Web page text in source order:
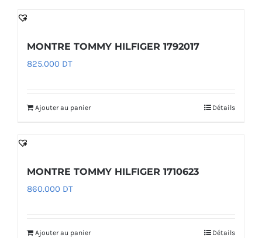
MONTRE TOMMY HILFIGER 1792017
825.000 DT
Ajouter au panier Détails
MONTRE TOMMY HILFIGER 1710623
860.000 DT
Ajouter au panier Détails